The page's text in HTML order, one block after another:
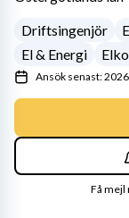
Driftsingenjör
El & Energi
Ansök senast:
Få mejl